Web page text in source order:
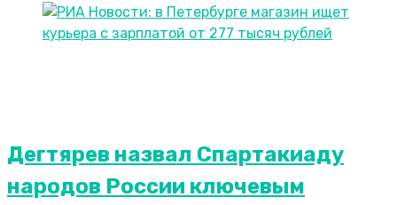
Дегтярев назвал Спартакиаду
народов России ключевым